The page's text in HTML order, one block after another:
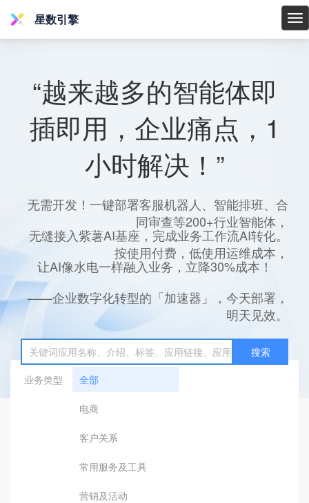
星
星数引擎
“越来越多的智能体即
插即用，企业痛点，1
小时解决！”
无需开发！一键部署客服机器人、智能排班、合
同审查等200+行业智能体，
无缝接入紫薯AI基座，完成业务工作流AI转化。
按使用付费，低使用运维成本，
让AI像水电一样融入业务，立降30%成本！
——企业数字化转型的「加速器」，今天部署，
明天见效。
搜索
业务类型
全部
电商
客户关系
常用服务及工具
营销及活动